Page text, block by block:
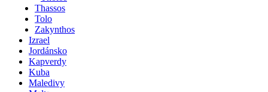
Thassos
Tolo
Zakynthos
Izrael
Jordánsko
Kapverdy
Kuba
Maledivy